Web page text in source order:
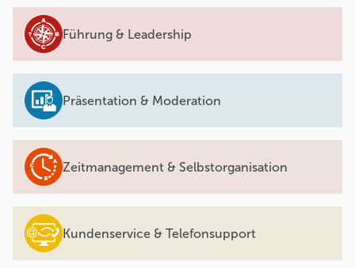
Führung & Leadership
Präsentation & Moderation
Zeitmanagement & Selbstorganisation
Kundenservice & Telefonsupport